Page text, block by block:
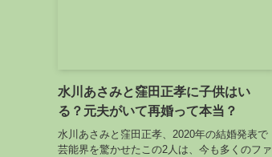
水川あさみと窪田正孝に子供はい
る？元夫がいて再婚って本当？
水川あさみと窪田正孝、2020年の結婚発表で
芸能界を驚かせたこの2人は、今も多くのファ